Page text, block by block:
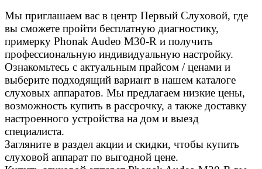
Мы приглашаем вас в центр Первый Слуховой, где
вы сможете пройти бесплатную диагностику,
примерку Phonak Audeo M30-R и получить
профессиональную индивидуальную настройку.
Ознакомьтесь с актуальным прайсом / ценами и
выберите подходящий вариант в нашем каталоге
слуховых аппаратов. Мы предлагаем низкие цены,
возможность купить в рассрочку, а также доставку
настроенного устройства на дом и выезд
специалиста.
Загляните в раздел акции и скидки, чтобы купить
слуховой аппарат по выгодной цене.